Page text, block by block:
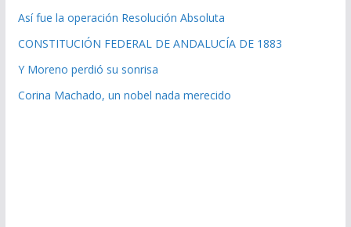
Así fue la operación Resolución Absoluta
CONSTITUCIÓN FEDERAL DE ANDALUCÍA DE 1883
Y Moreno perdió su sonrisa
Corina Machado, un nobel nada merecido